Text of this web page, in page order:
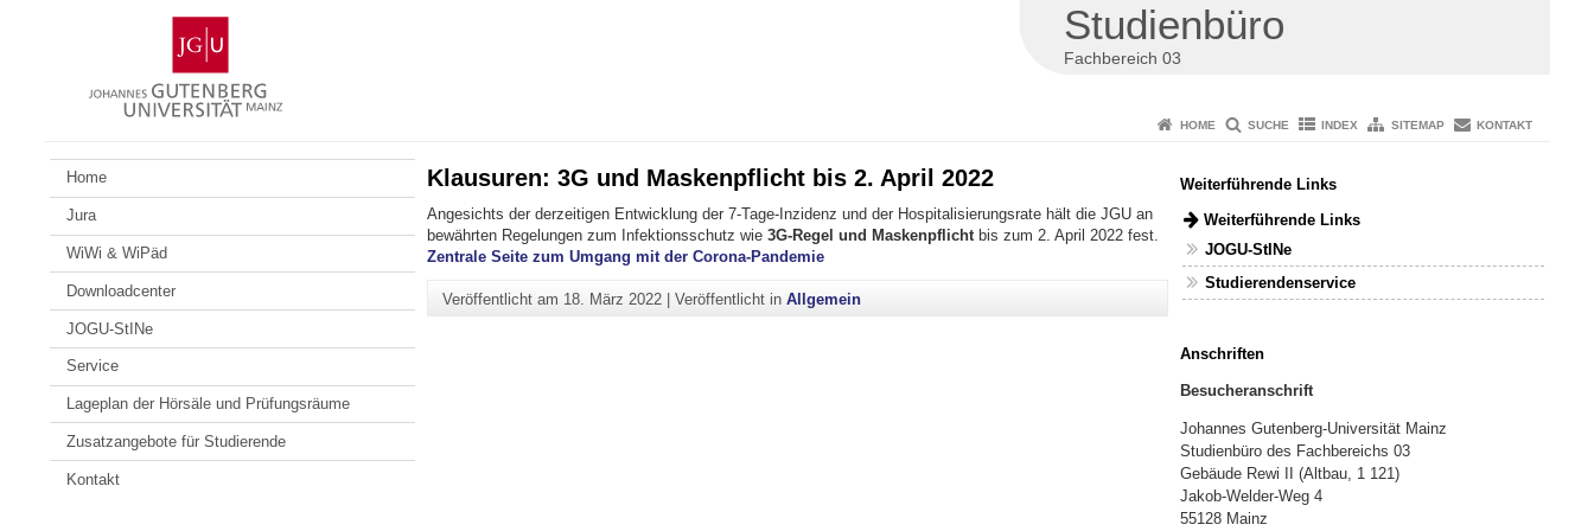
Gutenberg-
Universität
Mainz
Studienbüro
Fachbereich 03
HOME SUCHE INDEX SITEMAP KONTAKT
Home
Jura
WiWi & WiPäd
Downloadcenter
JOGU-StINe
Service
Lageplan der Hörsäle und Prüfungsräume
Zusatzangebote für Studierende
Kontakt
Klausuren: 3G und Maskenpflicht bis 2. April 2022
Angesichts der derzeitigen Entwicklung der 7-Tage-Inzidenz und der Hospitalisierungsrate hält die JGU an
bewährten Regelungen zum Infektionsschutz wie 3G-Regel und Maskenpflichtbis zum 2. April 2022 fest.
Zentrale Seite zum Umgang mit der Corona-Pandemie
Veröffentlicht am 18. März 2022 |Veröffentlicht inAllgemein
Weiterführende Links
Weiterführende Links
JOGU-StINe
Studierendenservice
Anschriften
Besucheranschrift
Johannes Gutenberg-Universität Mainz
Studienbüro des Fachbereichs 03
Gebäude Rewi II (Altbau, 1 121)
Jakob-Welder-Weg 4
55128 Mainz